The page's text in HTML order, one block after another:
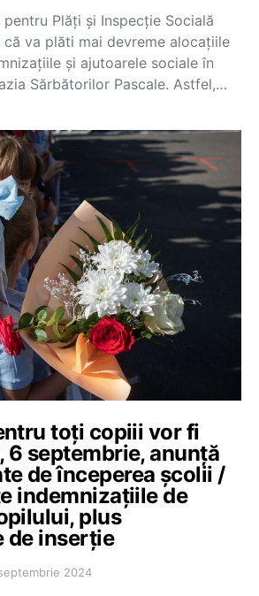
Plăți și Inspecție Socială
că va plăti mai devreme alocațiile
și ajutoarele sociale în
Sărbătorilor Pascale. Astfel,…
toți copiii vor fi
6 septembrie, anunță
de începerea școlii /
indemnizațiile de
plus
de inserție
2024